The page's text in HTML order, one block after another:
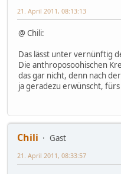
21. April 2011, 08:13:13
@ Chili:
Das lässt unter vernünftig
Die anthroposoohischen
das gar nicht, denn nach
ja geradezu erwünscht,
Chili
Gast
21. April 2011, 08:33:57